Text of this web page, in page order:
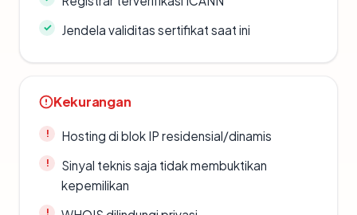
Jendela validitas sertifikat saat ini
Kekurangan
Hosting di blok IP residensial/dinamis
Sinyal teknis saja tidak membuktikan
kepemilikan